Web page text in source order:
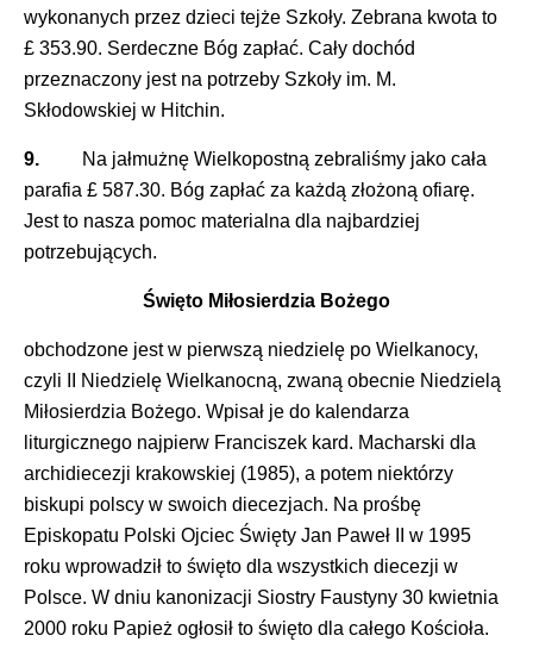
wykonanych przez dzieci tejże Szkoły. Zebrana kwota to
£ 353.90. Serdeczne Bóg zapłać. Cały dochód
przeznaczony jest na potrzeby Szkoły im. M.
Skłodowskiej w Hitchin.
9. Na jałmużnę Wielkopostną zebraliśmy jako cała
parafia £ 587.30. Bóg zapłać za każdą złożoną ofiarę.
Jest to nasza pomoc materialna dla najbardziej
potrzebujących.
Święto Miłosierdzia Bożego
obchodzone jest w pierwszą niedzielę po Wielkanocy,
czyli II Niedzielę Wielkanocną, zwaną obecnie Niedzielą
Miłosierdzia Bożego. Wpisał je do kalendarza
liturgicznego najpierw Franciszek kard. Macharski dla
archidiecezji krakowskiej (1985), a potem niektórzy
biskupi polscy w swoich diecezjach. Na prośbę
Episkopatu Polski Ojciec Święty Jan Paweł II w 1995
roku wprowadził to święto dla wszystkich diecezji w
Polsce. W dniu kanonizacji Siostry Faustyny 30 kwietnia
2000 roku Papież ogłosił to święto dla całego Kościoła.